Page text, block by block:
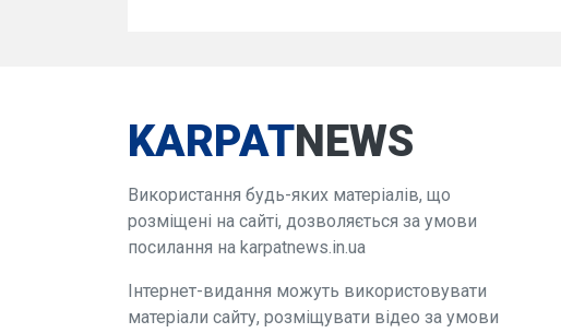
KARPATNEWS
Використання будь-яких матеріалів, що
розміщені на сайті, дозволяється за умови
посилання на karpatnews.in.ua
Інтернет-видання можуть використовувати
матеріали сайту, розміщувати відео за умови